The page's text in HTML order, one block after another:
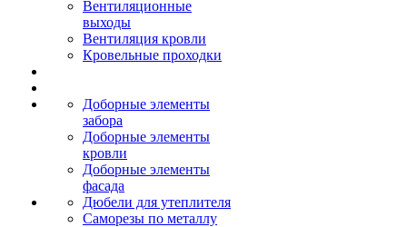
Вентиляционные
выходы
Вентиляция кровли
Кровельные проходки
Доборные элементы
забора
Доборные элементы
кровли
Доборные элементы
фасада
Дюбели для утеплителя
Саморезы по металлу